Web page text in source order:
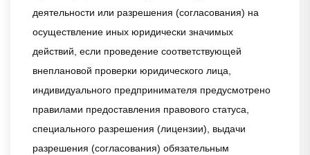
деятельности или разрешения (согласования) на
осуществление иных юридически значимых
действий, если проведение соответствующей
внеплановой проверки юридического лица,
индивидуального предпринимателя предусмотрено
правилами предоставления правового статуса,
специального разрешения (лицензии), выдачи
разрешения (согласования) обязательным